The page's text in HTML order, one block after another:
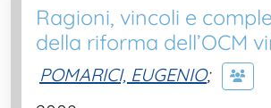
Ragioni, vincoli e
della riforma dell’OCM
POMARICI, EUGENIO;